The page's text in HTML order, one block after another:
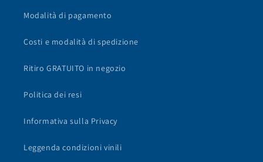
Modalità di pagamento
Costi e modalità di spedizione
Ritiro GRATUITO in negozio
Politica dei resi
Informativa sulla Privacy
Leggenda condizioni vinili